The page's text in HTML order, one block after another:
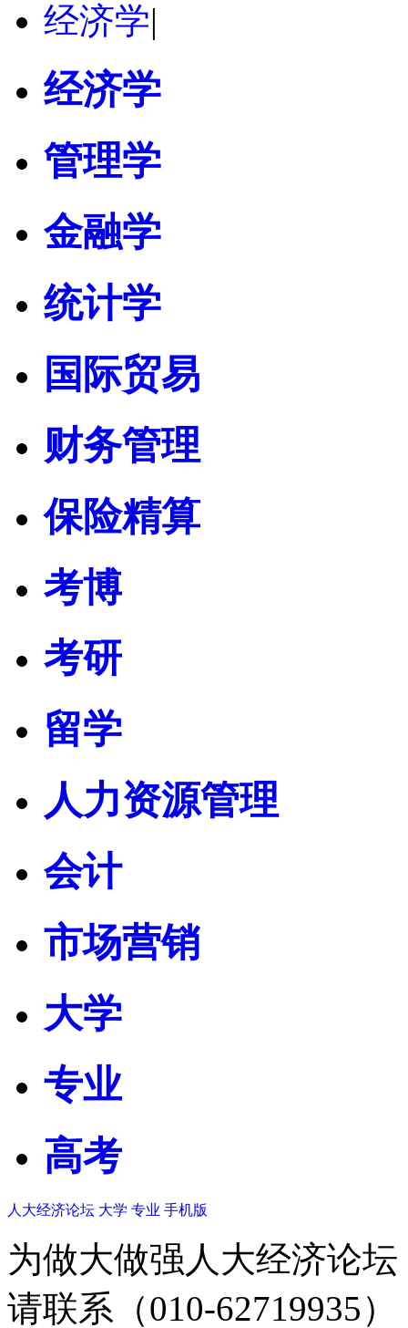
经济学|
经济学
管理学
金融学
统计学
国际贸易
财务管理
保险精算
考博
考研
留学
人力资源管理
会计
市场营销
大学
专业
高考
人大经济论坛 大学 专业 手机版
为做大做强人大经济论
请联系（010-62719935）